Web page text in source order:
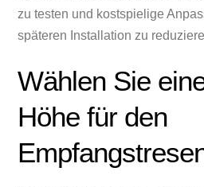
zu testen und kostspielige
späteren Installation zu
Wählen Sie
Höhe für den